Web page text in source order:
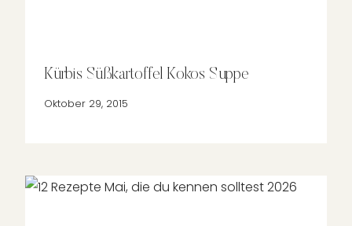
Kürbis Süßkartoffel Kokos Suppe
Oktober 29, 2015